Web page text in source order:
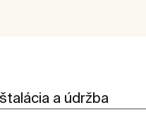
a údržba